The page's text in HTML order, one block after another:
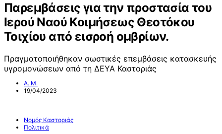
Παρεμβάσεις για την προστασία του
Ιερού Ναού Κοιμήσεως Θεοτόκου
Τοιχίου από εισροή ομβρίων.
Πραγματοποιήθηκαν σωστικές επεμβάσεις κατασκευής
υγρομονώσεων από τη ΔΕΥΑ Καστοριάς
Α. Μ.
19/04/2023
Νομός Καστοριάς
Πολιτικά